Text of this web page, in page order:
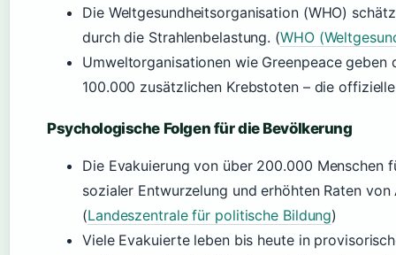
Die Weltgesundheitsorganisation (WHO)
durch die Strahlenbelastung. (WHO
Umweltorganisationen wie Greenpeace
100.000 zusätzlichen Krebstoten – die
Psychologische Folgen für die Bevölkerung
Die Evakuierung von über 200.000 Menschen
sozialer Entwurzelung und erhöhten Raten
(Landeszentrale für politische Bildung)
Viele Evakuierte leben bis heute in